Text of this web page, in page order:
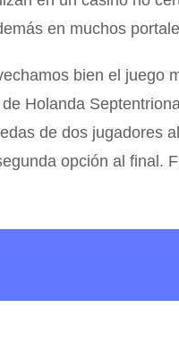
en muchos
bien el juego
Holanda
de dos jugadores
opción al final.